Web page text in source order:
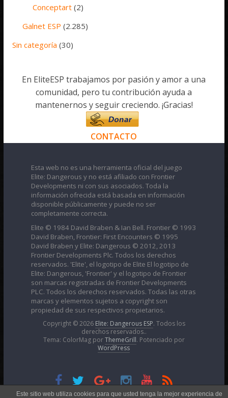
Conceptart (2)
Galnet ESP (2.285)
Sin categoría (30)
En EliteESP trabajamos por pasión y amor a una
comunidad, pero tu contribución ayuda a
mantenernos y seguir creciendo. ¡Gracias!
CONTACTO
Esta web no es una herramienta oficial del juego
Elite: Dangerous y no está afiliado con Frontier
Developments ni con sus asociados. Toda la
información ofrecida está basada en información
disponible públicamente y puede no ser
completamente correcta.
Elite © 1984 David Braben & Ian Bell. Frontier © 1993
David Braben, Frontier: First Encounters © 1995
David Braben y Elite: Dangerous © 2012, 2013
Frontier Developments Plc. Todos los derechos
reservados. 'Elite', el logotipo de Elite El logotipo de
Elite: Dangerous, 'Frontier' y el logotipo de Frontier
son marcas registradas de Frontier Developments
PLC. Todos los derechos reservados. Todas las otras
marcas y elementos sujetos a copyright son
propiedad de sus respectivos propietarios.
Copyright © 2026 Elite: Dangerous ESP. Todos los
derechos reservados..
Tema: ColorMag porThemeGrill. Potenciado por
WordPress
Esta obra está bajo unaLicencia Creative Commons
Este sitio web utiliza cookies para que usted tenga la mejor experiencia de